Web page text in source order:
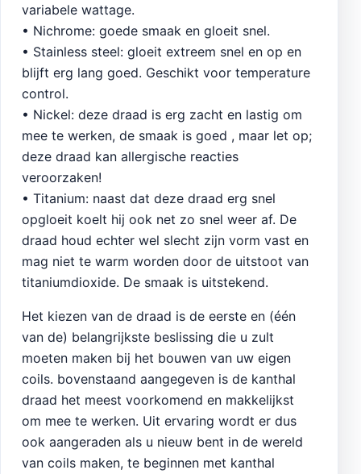
variabele wattage.
• Nichrome: goede smaak en gloeit snel.
• Stainless steel: gloeit extreem snel en op en
blijft erg lang goed. Geschikt voor temperature
control.
• Nickel: deze draad is erg zacht en lastig om
mee te werken, de smaak is goed , maar let op;
deze draad kan allergische reacties
veroorzaken!
• Titanium: naast dat deze draad erg snel
opgloeit koelt hij ook net zo snel weer af. De
draad houd echter wel slecht zijn vorm vast en
mag niet te warm worden door de uitstoot van
titaniumdioxide. De smaak is uitstekend.
Het kiezen van de draad is de eerste en (één
van de) belangrijkste beslissing die u zult
moeten maken bij het bouwen van uw eigen
coils. bovenstaand aangegeven is de kanthal
draad het meest voorkomend en makkelijkst
om mee te werken. Uit ervaring wordt er dus
ook aangeraden als u nieuw bent in de wereld
van coils maken, te beginnen met kanthal